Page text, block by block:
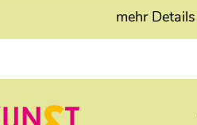
mehr Details